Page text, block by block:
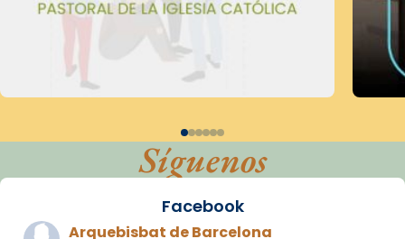
Síguenos
Facebook
Arquebisbat de Barcelona